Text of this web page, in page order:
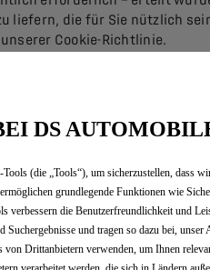
liefern, die für Sie nützlich
Cookie-Richtlinie.
bezüglich
an unseren
konzentrieren, Ihnen
der Fahrzeuge
und zu speichern.
DS
(die „Tools“), um sicherzustellen, dass
grundlegende Funktionen wie
verbessern die Benutzerfreundlichkeit und
und tragen so dazu bei, unser
Drittanbietern verwenden, um Ihnen